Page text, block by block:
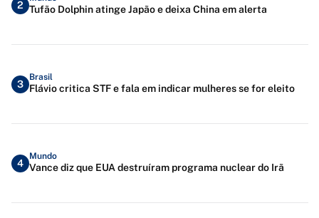
2 Tufão Dolphin atinge Japão e deixa China em alerta
3
Brasil
Flávio critica STF e fala em indicar mulheres se for eleito
4
Mundo
Vance diz que EUA destruíram programa nuclear do Irã